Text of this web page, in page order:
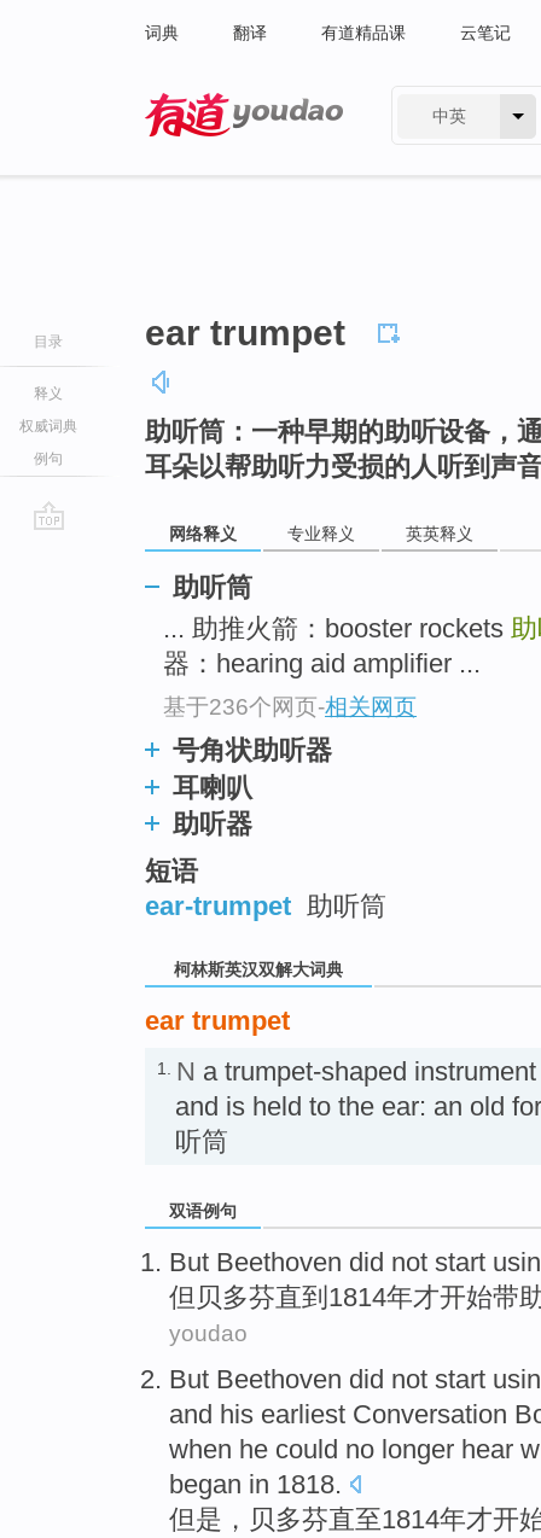
词典 翻译 有道精品课 云笔记
中英
目录
释义
权威词典
例句
ear trumpet
助听筒：一种早期的助听设备，
耳朵以帮助听力受损的人听到声
网络释义 专业释义 英英释义
助听筒
... 助推火箭：booster rockets
器：hearing aid amplifier ...
基于236个网页-相关网页
号角状助听器
耳喇叭
助听器
短语
ear-trumpet 助听筒
柯林斯英汉双解大词典
ear trumpet
1. N a trumpet-shaped
and is held to the ear: an old
听筒
双语例句
But Beethoven did not start
但 贝多芬直到 1814年才开始带
youdao
But Beethoven did not start
and his earliest Conversation
when he could no longer hear
began in 1818.
但是 ， 贝多芬直至1814年才开